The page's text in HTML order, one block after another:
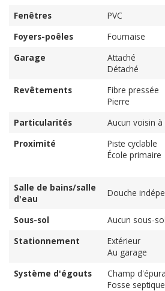
Fenêtres
PVC
Foyers-poêles
Fournaise
Garage
Attaché
Détaché
Revêtements
Fibre pressée
Pierre
Particularités
Aucun voisin
Proximité
Piste cyclable
École primaire
Salle de bains/salle
d'eau
Douche
Sous-sol
Aucun sous-sol
Stationnement
Extérieur
Au garage
Système d'égouts
Champ
Fosse septique